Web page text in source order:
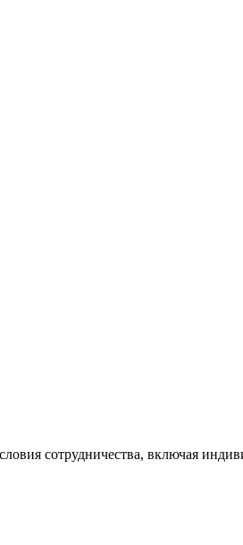
сотрудничества, включая